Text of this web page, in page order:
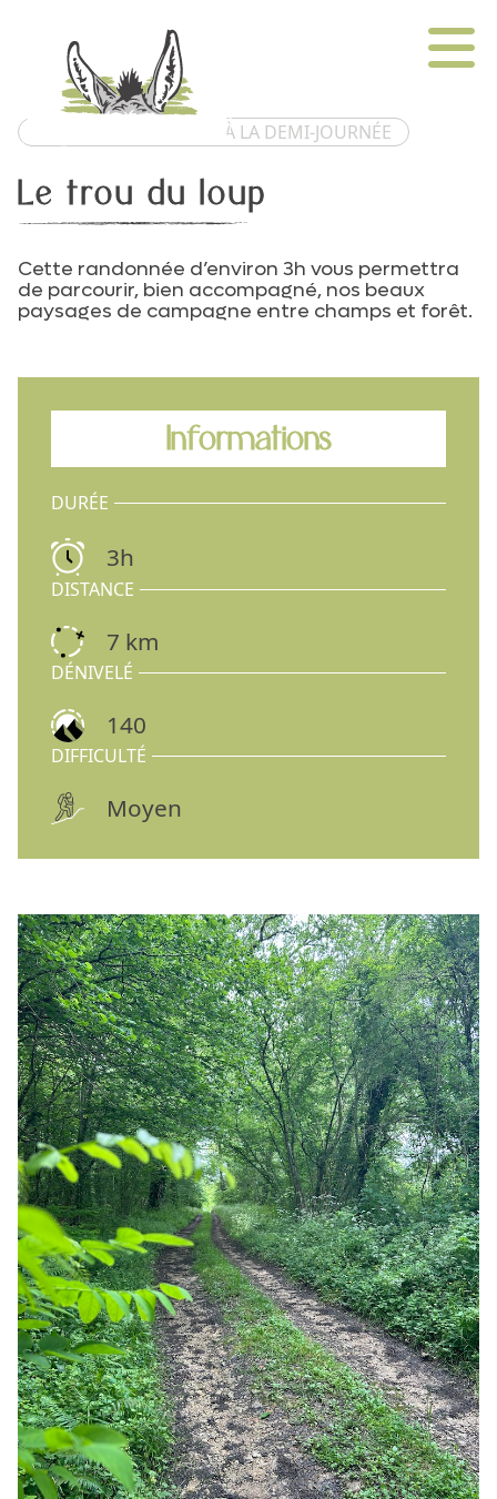
BALADE DÉCOUVERTE À LA DEMI-JOURNÉE
Le trou du loup
Cette randonnée d’environ 3h vous permettra
de parcourir, bien accompagné, nos beaux
paysages de campagne entre champs et forêt.
Informations
DURÉE
3h
DISTANCE
7 km
DÉNIVELÉ
140
DIFFICULTÉ
Moyen